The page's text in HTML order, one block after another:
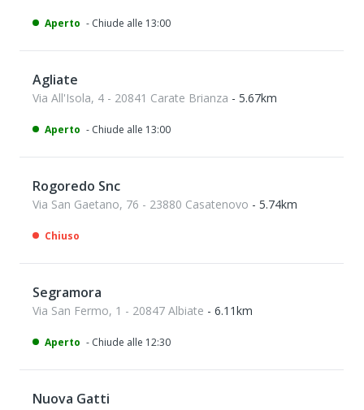
Aperto - Chiude alle 13:00
Agliate
Via All'Isola, 4 - 20841 Carate Brianza - 5.67km
Aperto - Chiude alle 13:00
Rogoredo Snc
Via San Gaetano, 76 - 23880 Casatenovo - 5.74km
Chiuso
Segramora
Via San Fermo, 1 - 20847 Albiate - 6.11km
Aperto - Chiude alle 12:30
Nuova Gatti